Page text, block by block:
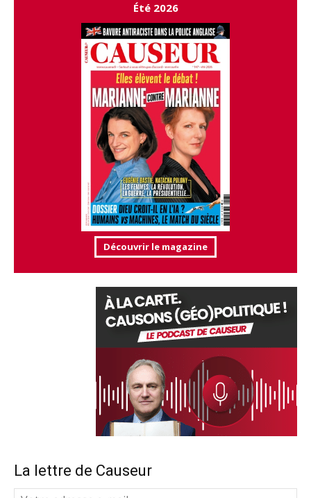
Été 2026
Découvrir le magazine
La lettre de Causeur